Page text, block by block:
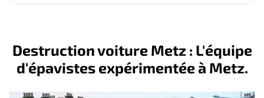
Destruction voiture Metz : L'équipe
d'épavistes expérimentée à Metz.